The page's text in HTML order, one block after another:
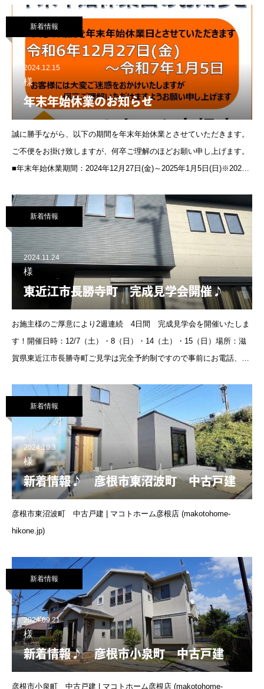
新着情報
2024.12.15
様
年末年始休業のお知らせ
誠に勝手ながら、以下の期間を年末年始休業とさせていただきます。
ご不便をお掛け致しますが、何卒ご理解のほどお願い申し上げます。
■年末年始休業期間：2024年12月27日(金)～2025年1月5日(日)※2025
新着情報
2024.11.24
様
東近江市長勝寺町 完成見学会開催♪
お施主様のご厚意により2週連続 4日間 完成見学会を開催いたしま
す！開催日時：12/7（土）・8（日）・14（土）・15（日）場所：滋
賀県東近江市長勝寺町ご見学は完全予約制ですので事前にお電話、HP
新着情報
2024.10.3
様
新着情報♪ 彦根市東沼波町 中古戸建
彦根市東沼波町 中古戸建 | マコトホーム彦根店 (makotohome-
hikone.jp)
新着情報
2024.09.21
様
新着情報♪ 彦根市小泉町 中古戸建
彦根市小泉町 中古戸建 | マコトホーム彦根店 (makotohome-